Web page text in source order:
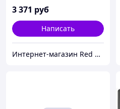
3 371 руб
Написать
Интернет-магазин Red Storm